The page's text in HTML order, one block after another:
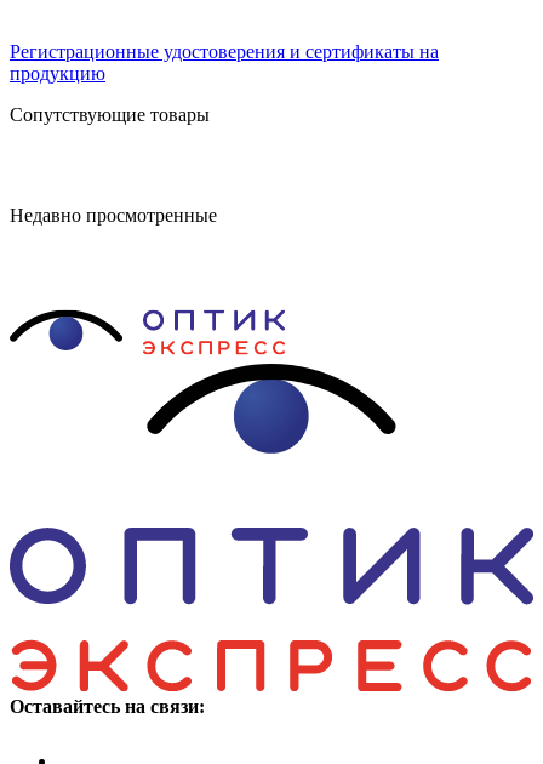
Регистрационные удостоверения и сертификаты на
продукцию
Сопутствующие товары
Недавно просмотренные
Оставайтесь на связи: